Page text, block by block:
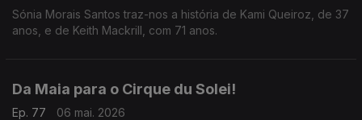
Sónia Morais Santos traz-nos a história de Kami Queiroz, de 37
anos, e de Keith Mackrill, com 71 anos.
Da Maia para o Cirque du Solei!
Ep. 77
06 mai. 2026